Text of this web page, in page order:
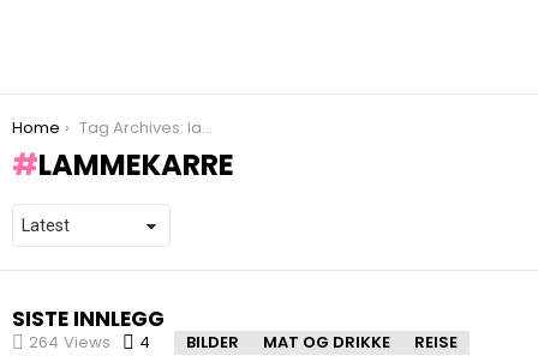
You are here:
Home Tag Archives: lammekarre
LAMMEKARRE
SISTE INNLEGG
264 Views 4 Comments
BILDER MAT OG DRIKKE REISE